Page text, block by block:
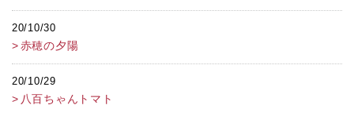
20/10/30
赤穂の夕陽
20/10/29
八百ちゃんトマト